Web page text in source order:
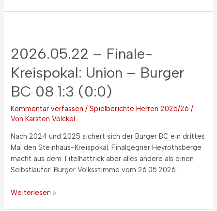
2026.05.22 – Finale-
Kreispokal: Union – Burger
BC 08 1:3 (0:0)
Kommentar verfassen /Spielberichte Herren 2025/26 /
VonKarsten Völckel
Nach 2024 und 2025 sichert sich der Burger BC ein drittes
Mal den Steinhaus-Kreispokal. Finalgegner Heyrothsberge
macht aus dem Titelhattrick aber alles andere als einen
Selbstläufer. Burger Volksstimme vom 26.05.2026 …
Weiterlesen »